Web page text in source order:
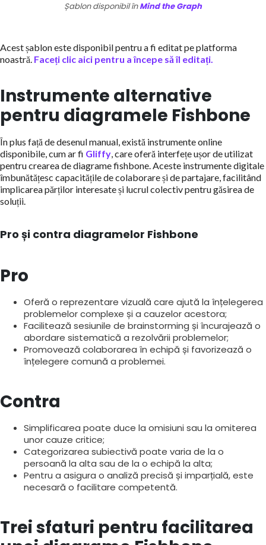
Șablon disponibil înMind the Graph
Acest șablon este disponibil pentru a fi editat pe platforma
noastră. Faceți clic aici pentru a începe să îl editați.
Instrumente alternative
pentru diagramele Fishbone
În plus față de desenul manual, există instrumente online
disponibile, cum ar fi Gliffy, care oferă interfețe ușor de utilizat
pentru crearea de diagrame fishbone. Aceste instrumente digitale
îmbunătățesc capacitățile de colaborare și de partajare, facilitând
implicarea părților interesate și lucrul colectiv pentru găsirea de
soluții.
Pro și contra diagramelor Fishbone
Pro
Oferă o reprezentare vizuală care ajută la înțelegerea
problemelor complexe și a cauzelor acestora;
Facilitează sesiunile de brainstorming și încurajează o
abordare sistematică a rezolvării problemelor;
Promovează colaborarea în echipă și favorizează o
înțelegere comună a problemei.
Contra
Simplificarea poate duce la omisiuni sau la omiterea
unor cauze critice;
Categorizarea subiectivă poate varia de la o
persoană la alta sau de la o echipă la alta;
Pentru a asigura o analiză precisă și imparțială, este
necesară o facilitare competentă.
Trei sfaturi pentru facilitarea